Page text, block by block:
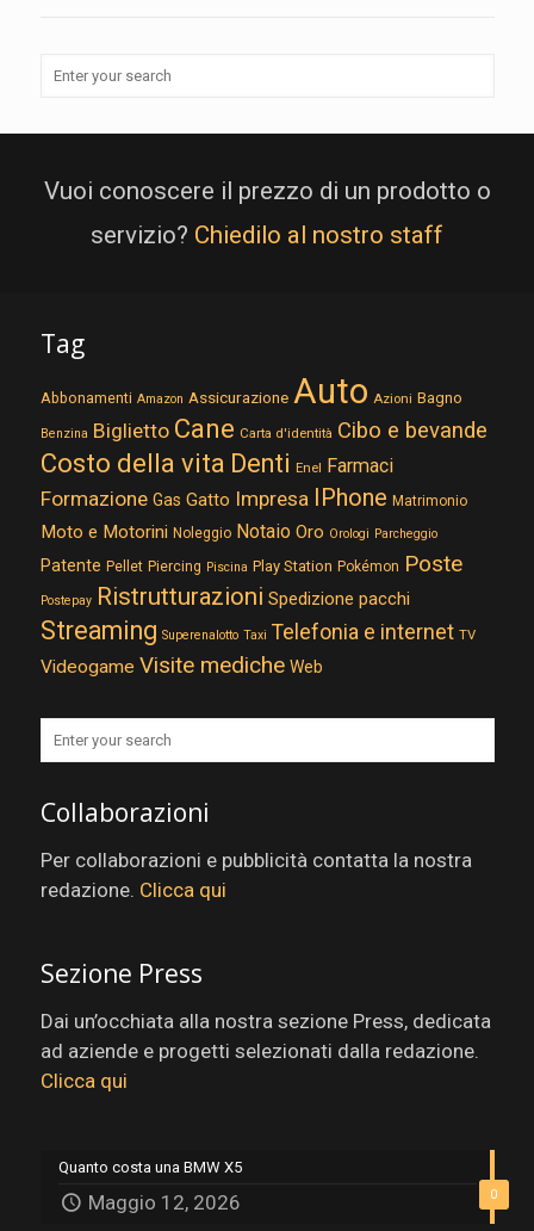
Vuoi conoscere il prezzo di un prodotto o
servizio? Chiedilo al nostro staff
Tag
Abbonamenti Amazon Assicurazione Auto Azioni Bagno
Benzina Biglietto Cane Carta d'identità Cibo e bevande
Costo della vita Denti Enel Farmaci
Formazione Gas Gatto Impresa IPhone Matrimonio
Moto e Motorini Noleggio Notaio Oro Orologi Parcheggio
Patente Pellet Piercing Piscina Play Station Pokémon Poste
Postepay Ristrutturazioni Spedizione pacchi
Streaming Superenalotto Taxi Telefonia e internet TV
Videogame Visite mediche Web
Collaborazioni
Per collaborazioni e pubblicità contatta la nostra
redazione. Clicca qui
Sezione Press
Dai un’occhiata alla nostra sezione Press, dedicata
ad aziende e progetti selezionati dalla redazione.
Clicca qui
0
Quanto costa una BMW X5
Maggio 12, 2026